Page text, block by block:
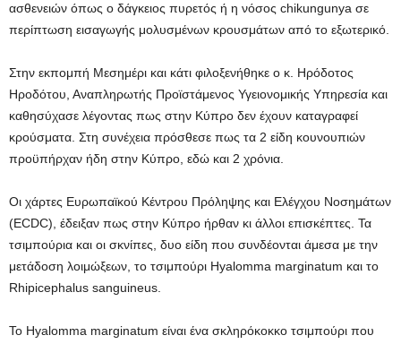
ασθενειών όπως ο δάγκειος πυρετός ή η νόσος chikungunya σε
περίπτωση εισαγωγής μολυσμένων κρουσμάτων από το εξωτερικό.
Στην εκπομπή Μεσημέρι και κάτι φιλοξενήθηκε ο κ. Ηρόδοτος
Ηροδότου, Αναπληρωτής Προϊστάμενος Υγειονομικής Υπηρεσία και
καθησύχασε λέγοντας πως στην Κύπρο δεν έχουν καταγραφεί
κρούσματα. Στη συνέχεια πρόσθεσε πως τα 2 είδη κουνουπιών
προϋπήρχαν ήδη στην Κύπρο, εδώ και 2 χρόνια.
Οι χάρτες Ευρωπαϊκού Κέντρου Πρόληψης και Ελέγχου Νοσημάτων
(ECDC), έδειξαν πως στην Κύπρο ήρθαν κι άλλοι επισκέπτες. Τα
τσιμπούρια και οι σκνίπες, δυο είδη που συνδέονται άμεσα με την
μετάδοση λοιμώξεων, το τσιμπούρι Hyalomma marginatum και το
Rhipicephalus sanguineus.
Το Hyalomma marginatum είναι ένα σκληρόκοκκο τσιμπούρι που